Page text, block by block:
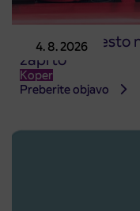
4. 8. 2026
Prodajno mesto
zaprto
Koper
Preberite objavo